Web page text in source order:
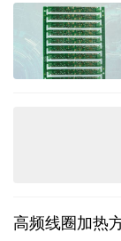
高频线圈加热